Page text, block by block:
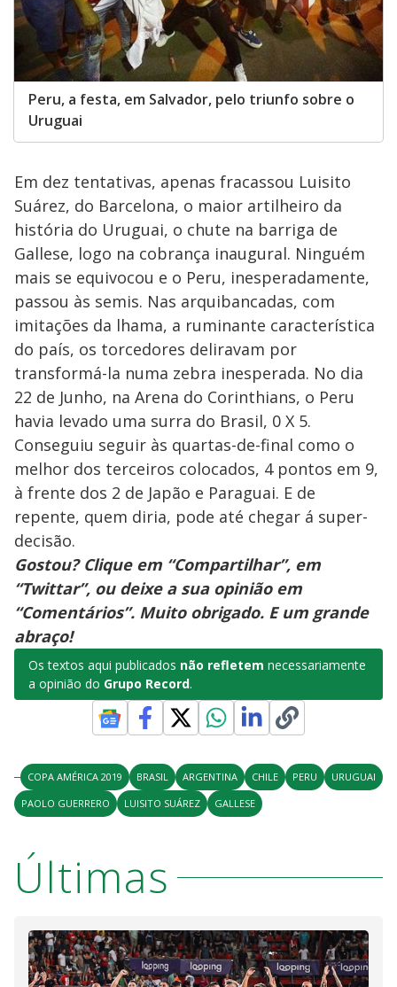
Peru, a festa, em Salvador, pelo triunfo sobre o
Uruguai
Em dez tentativas, apenas fracassou Luisito
Suárez, do Barcelona, o maior artilheiro da
história do Uruguai, o chute na barriga de
Gallese, logo na cobrança inaugural. Ninguém
mais se equivocou e o Peru, inesperadamente,
passou às semis. Nas arquibancadas, com
imitações da lhama, a ruminante característica
do país, os torcedores deliravam por
transformá-la numa zebra inesperada. No dia
22 de Junho, na Arena do Corinthians, o Peru
havia levado uma surra do Brasil, 0 X 5.
Conseguiu seguir às quartas-de-final como o
melhor dos terceiros colocados, 4 pontos em 9,
à frente dos 2 de Japão e Paraguai. E de
repente, quem diria, pode até chegar á super-
decisão.
Gostou? Clique em “Compartilhar”, em
“Twittar”, ou deixe a sua opinião em
“Comentários”. Muito obrigado. E um grande
abraço!
Os textos aqui publicados não refletem necessariamente
a opinião do Grupo Record.
COPA AMÉRICA 2019 BRASIL ARGENTINA CHILE PERU
URUGUAI
PAOLO GUERRERO
LUISITO SUÁREZ GALLESE
Últimas